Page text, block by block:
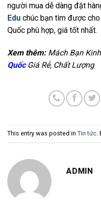
người mua dễ dàng đặt
Edu chúc bạn tìm được
Quốc phù hợp, giá tốt nhất.
Xem thêm: Mách Bạn
Quốc Giá Rẻ, Chất Lượng
This entry was posted in Tin tức.
ADMIN